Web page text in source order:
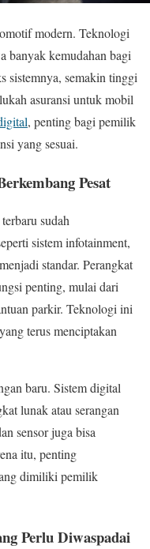
modern. Teknologi
banyak kemudahan bagi
sistemnya, semakin tinggi
asuransi untuk mobil
, penting bagi pemilik
yang sesuai.
Pesat
sudah
sistem infotainment,
standar. Perangkat
penting, mulai dari
parkir. Teknologi ini
terus menciptakan
baru. Sistem digital
lunak atau serangan
sensor juga bisa
itu, penting
dimiliki pemilik
Perlu Diwaspadai